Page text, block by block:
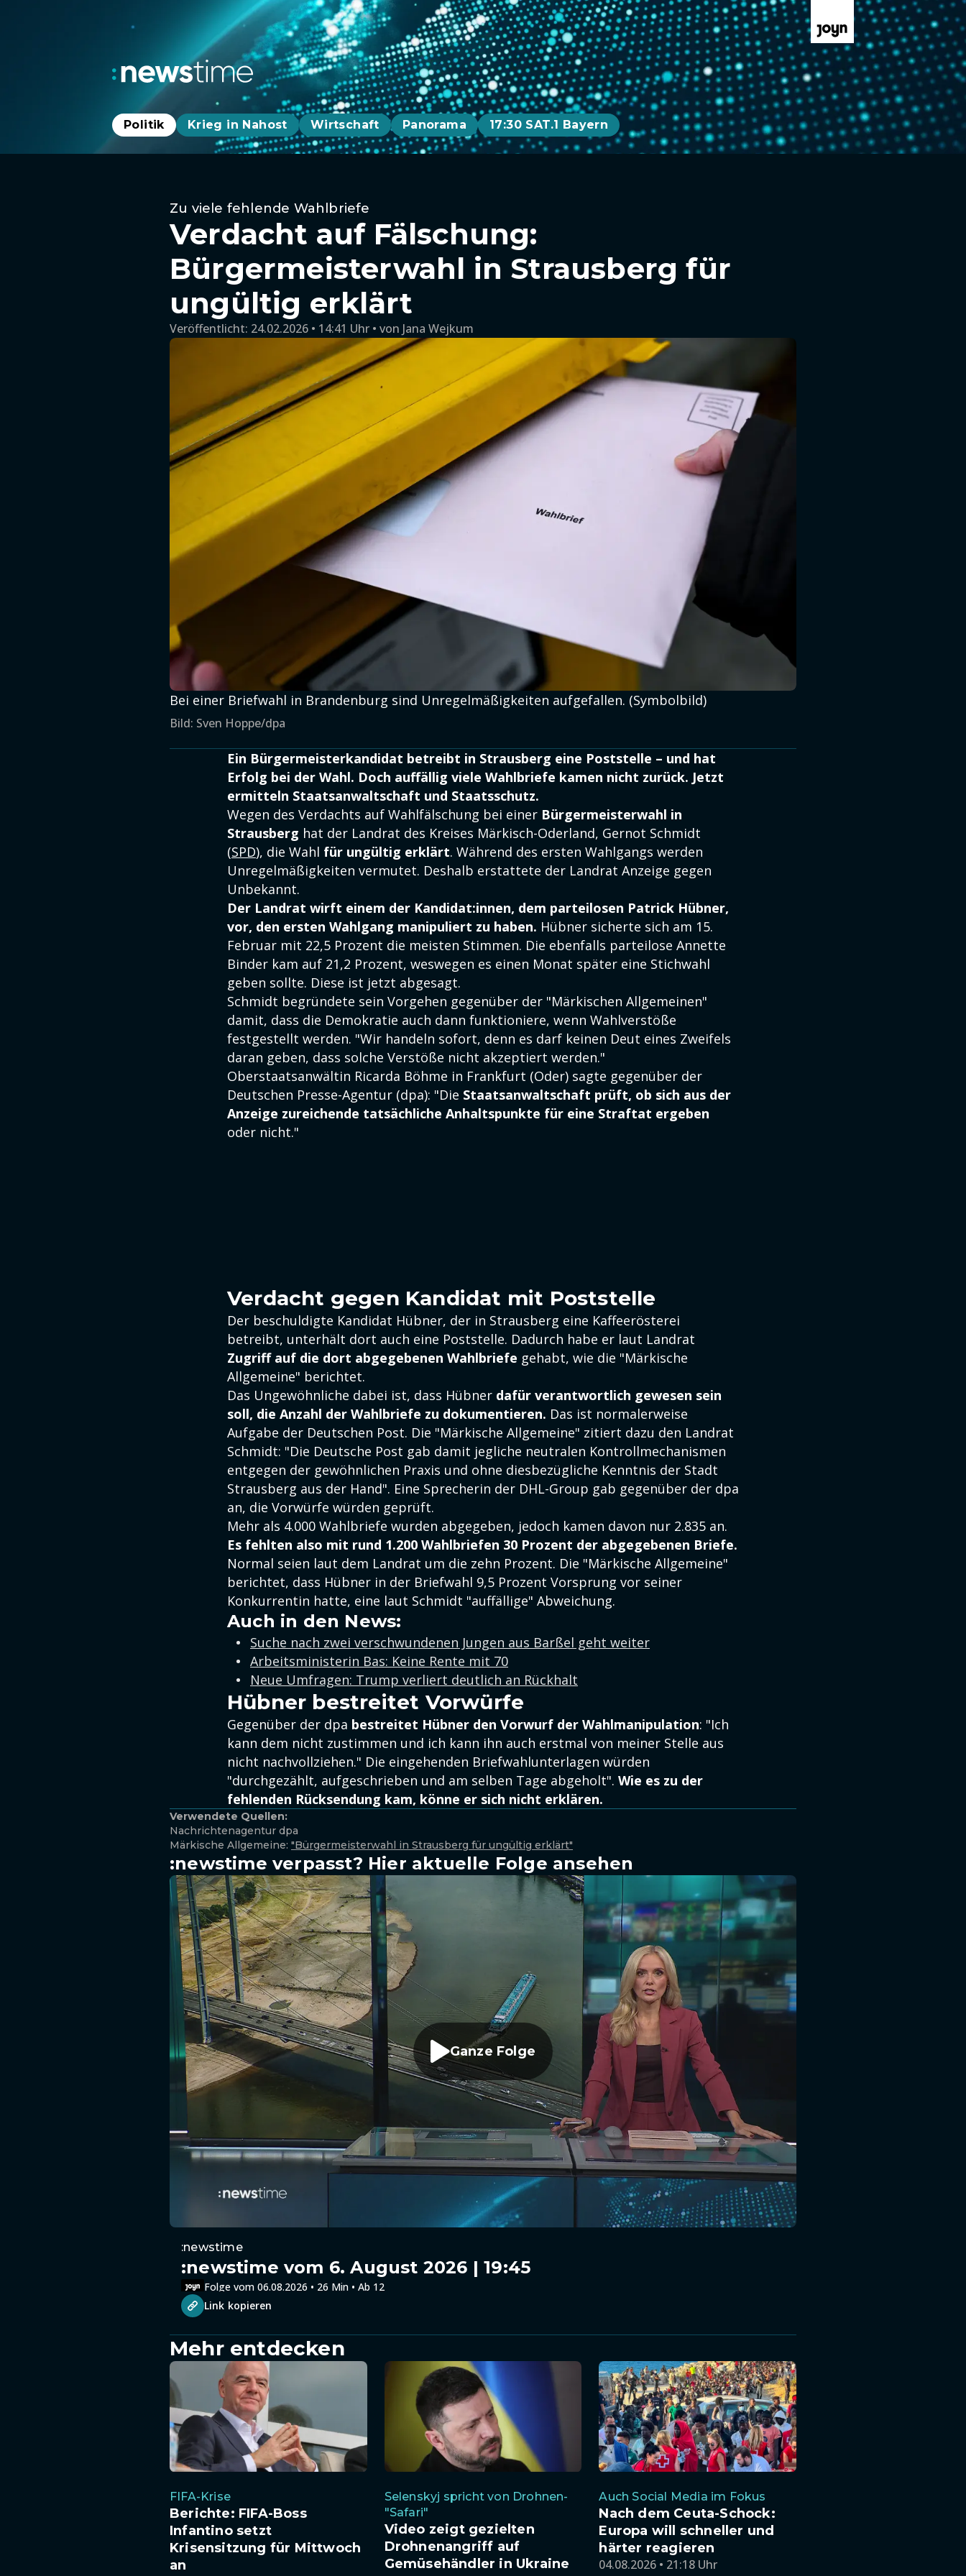
Politik Krieg in Nahost Wirtschaft Panorama 17:30 SAT.1 Bayern
Zu viele fehlende Wahlbriefe
Verdacht auf Fälschung:
Bürgermeisterwahl in Strausberg für
ungültig erklärt
Veröffentlicht: 24.02.2026 • 14:41 Uhr von Jana Wejkum
Bei einer Briefwahl in Brandenburg sind Unregelmäßigkeiten aufgefallen. (Symbolbild)
Bild: Sven Hoppe/dpa
Ein Bürgermeisterkandidat betreibt in Strausberg eine Poststelle – und hat
Erfolg bei der Wahl. Doch auffällig viele Wahlbriefe kamen nicht zurück. Jetzt
ermitteln Staatsanwaltschaft und Staatsschutz.
Wegen des Verdachts auf Wahlfälschung bei einer Bürgermeisterwahl in
Strausberg hat der Landrat des Kreises Märkisch-Oderland, Gernot Schmidt
(SPD), die Wahl für ungültig erklärt. Während des ersten Wahlgangs werden
Unregelmäßigkeiten vermutet. Deshalb erstattete der Landrat Anzeige gegen
Unbekannt.
Der Landrat wirft einem der Kandidat:innen, dem parteilosen Patrick Hübner,
vor, den ersten Wahlgang manipuliert zu haben. Hübner sicherte sich am 15.
Februar mit 22,5 Prozent die meisten Stimmen. Die ebenfalls parteilose Annette
Binder kam auf 21,2 Prozent, weswegen es einen Monat später eine Stichwahl
geben sollte. Diese ist jetzt abgesagt.
Schmidt begründete sein Vorgehen gegenüber der "Märkischen Allgemeinen"
damit, dass die Demokratie auch dann funktioniere, wenn Wahlverstöße
festgestellt werden. "Wir handeln sofort, denn es darf keinen Deut eines Zweifels
daran geben, dass solche Verstöße nicht akzeptiert werden."
Oberstaatsanwältin Ricarda Böhme in Frankfurt (Oder) sagte gegenüber der
Deutschen Presse-Agentur (dpa): "Die Staatsanwaltschaft prüft, ob sich aus der
Anzeige zureichende tatsächliche Anhaltspunkte für eine Straftat ergeben
oder nicht."
Verdacht gegen Kandidat mit Poststelle
Der beschuldigte Kandidat Hübner, der in Strausberg eine Kaffeerösterei
betreibt, unterhält dort auch eine Poststelle. Dadurch habe er laut Landrat
Zugriff auf die dort abgegebenen Wahlbriefe gehabt, wie die "Märkische
Allgemeine" berichtet.
Das Ungewöhnliche dabei ist, dass Hübner dafür verantwortlich gewesen sein
soll, die Anzahl der Wahlbriefe zu dokumentieren. Das ist normalerweise
Aufgabe der Deutschen Post. Die "Märkische Allgemeine" zitiert dazu den Landrat
Schmidt: "Die Deutsche Post gab damit jegliche neutralen Kontrollmechanismen
entgegen der gewöhnlichen Praxis und ohne diesbezügliche Kenntnis der Stadt
Strausberg aus der Hand". Eine Sprecherin der DHL-Group gab gegenüber der dpa
an, die Vorwürfe würden geprüft.
Mehr als 4.000 Wahlbriefe wurden abgegeben, jedoch kamen davon nur 2.835 an.
Es fehlten also mit rund 1.200 Wahlbriefen 30 Prozent der abgegebenen Briefe.
Normal seien laut dem Landrat um die zehn Prozent. Die "Märkische Allgemeine"
berichtet, dass Hübner in der Briefwahl 9,5 Prozent Vorsprung vor seiner
Konkurrentin hatte, eine laut Schmidt "auffällige" Abweichung.
Auch in den News:
Suche nach zwei verschwundenen Jungen aus Barßel geht weiter
Arbeitsministerin Bas: Keine Rente mit 70
Neue Umfragen: Trump verliert deutlich an Rückhalt
Hübner bestreitet Vorwürfe
Gegenüber der dpa bestreitet Hübner den Vorwurf der Wahlmanipulation: "Ich
kann dem nicht zustimmen und ich kann ihn auch erstmal von meiner Stelle aus
nicht nachvollziehen." Die eingehenden Briefwahlunterlagen würden
"durchgezählt, aufgeschrieben und am selben Tage abgeholt". Wie es zu der
fehlenden Rücksendung kam, könne er sich nicht erklären.
Verwendete Quellen:
Nachrichtenagentur dpa
Märkische Allgemeine: "Bürgermeisterwahl in Strausberg für ungültig erklärt"
:newstime verpasst? Hier aktuelle Folge ansehen
Ganze Folge
:newstime
:newstime vom 6. August 2026 | 19:45
Folge vom 06.08.2026 • 26 Min • Ab 12
Link kopieren
Mehr entdecken
FIFA-Krise
Berichte: FIFA-Boss
Infantino setzt
Krisensitzung für Mittwoch
an
Selenskyj spricht von Drohnen-
"Safari"
Video zeigt gezielten
Drohnenangriff auf
Gemüsehändler in Ukraine
Auch Social Media im Fokus
Nach dem Ceuta-Schock:
Europa will schneller und
härter reagieren
04.08.2026 • 21:18 Uhr